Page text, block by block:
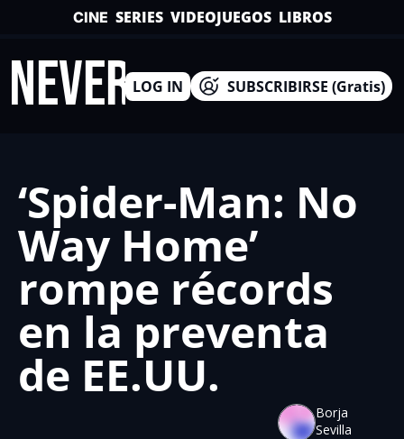
CINE SERIES VIDEOJUEGOS LIBROS
LOG IN SUBSCRIBIRSE (Gratis)
‘Spider-Man: No
Way Home’
rompe récords
en la preventa
de EE.UU.
Borja
Sevilla